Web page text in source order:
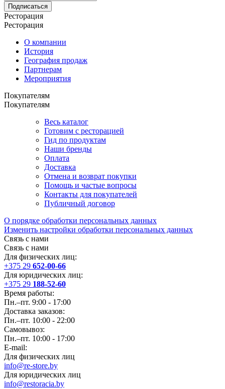
Подписаться
Ресторация
Ресторация
О компании
История
География продаж
Партнерам
Мероприятия
Покупателям
Покупателям
Весь каталог
Готовим с ресторацией
Гид по продуктам
Наши бренды
Оплата
Доставка
Отмена и возврат покупки
Помощь и частые вопросы
Контакты для покупателей
Публичный договор
О порядке обработки персональных данных
Изменить настройки обработки персональных данных
Связь с нами
Связь с нами
Для физических лиц:
+375 29 652-00-66
Для юридических лиц:
+375 29 188-52-60
Время работы:
Пн.–пт. 9:00 - 17:00
Доставка заказов:
Пн.–пт. 10:00 - 22:00
Самовывоз:
Пн.–пт. 10:00 - 17:00
E-mail:
Для физических лиц
info@re-store.by
Для юридических лиц
info@restoracia.by